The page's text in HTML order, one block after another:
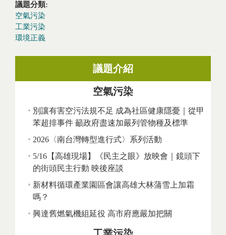
議題分類:
空氣污染
工業污染
環境正義
議題介紹
空氣污染
別讓有害空污法規不足 成為社區健康隱憂｜從甲
苯超排事件 籲政府盡速加嚴列管物種及標準
2026〈南台灣轉型進行式〉系列活動
5/16【高雄現場】《民主之眼》放映會｜鏡頭下
的街頭民主行動 映後座談
新材料循環產業園區會讓高雄大林蒲雪上加霜
嗎？
興達舊燃氣機組延役 高市府應嚴加把關